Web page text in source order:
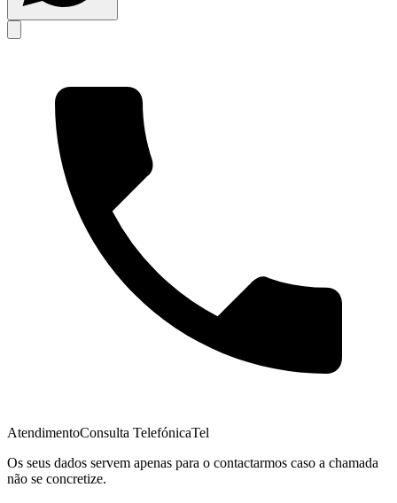
AtendimentoConsulta TelefónicaTel
Os seus dados servem apenas para o contactarmos caso a chamada
não se concretize.